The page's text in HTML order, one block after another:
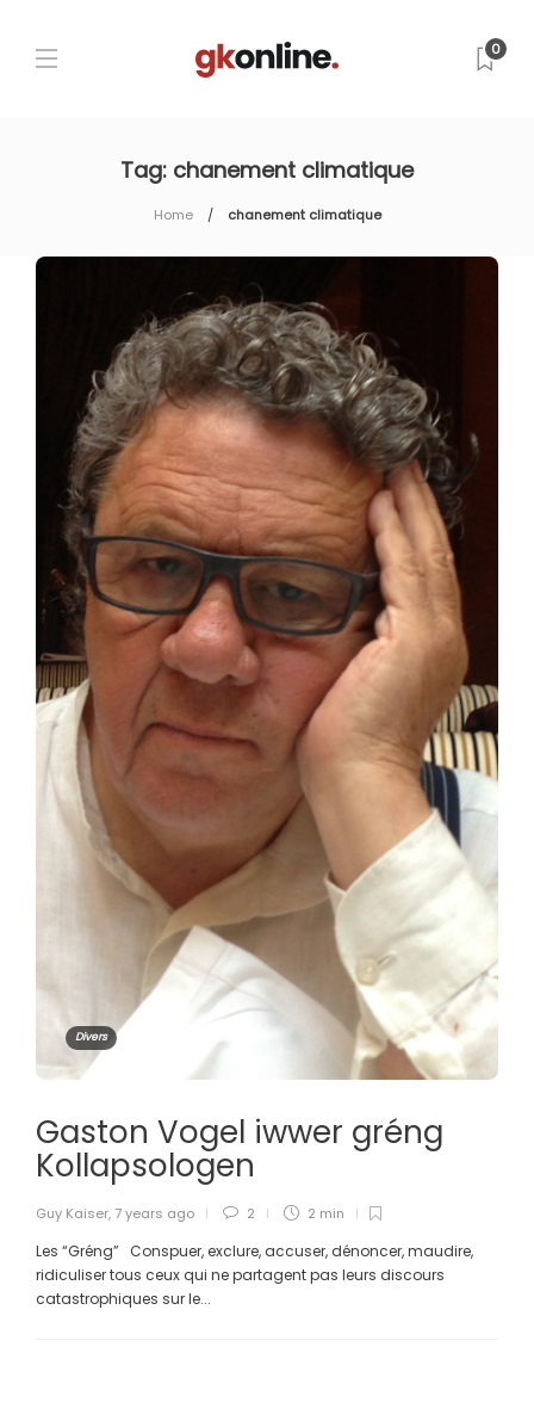
0
Tag: chanement climatique
Home chanement climatique
Divers
Gaston Vogel iwwer gréng
Kollapsologen
Guy Kaiser, 7 years ago 2 2 min
Les “Gréng” Conspuer, exclure, accuser, dénoncer, maudire,
ridiculiser tous ceux qui ne partagent pas leurs discours
catastrophiques sur le...